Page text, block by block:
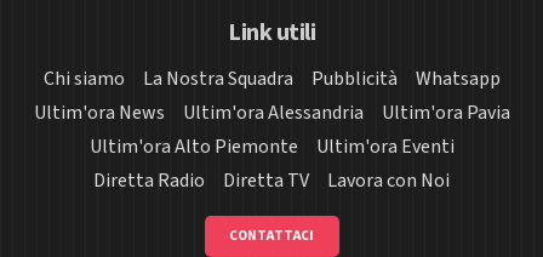
Link utili
Chi siamo La Nostra Squadra Pubblicità
Whatsapp
Ultim'ora News
Ultim'ora Alessandria
Ultim'ora Pavia
Ultim'ora Alto Piemonte
Ultim'ora Eventi
Diretta Radio
Diretta TV Lavora con Noi
CONTATTACI